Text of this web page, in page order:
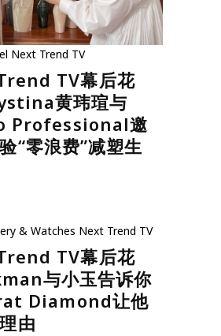
Next Trend TV
TV幕后花
黄玮瑄与
Professional邀
“零浪费”减塑生
& Watches Next Trend TV
TV幕后花
与小玉告诉你
Diamond让他
由